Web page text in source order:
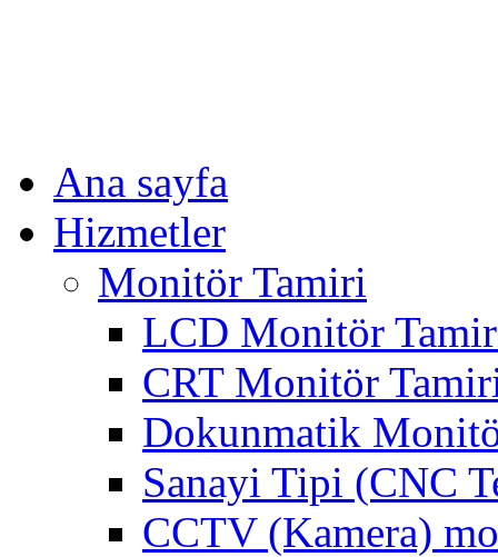
Ana sayfa
Hizmetler
Monitör Tamiri
LCD Monitör
CRT Monitör
Dokunmatik
Sanayi Tipi (CNC
CCTV (Kamera)